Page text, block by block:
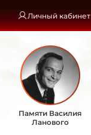
Личный кабинет
Памяти Василия
Ланового